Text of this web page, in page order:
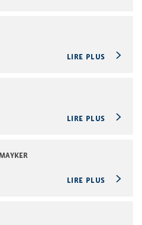
LIRE PLUS
LIRE PLUS
LIRE PLUS